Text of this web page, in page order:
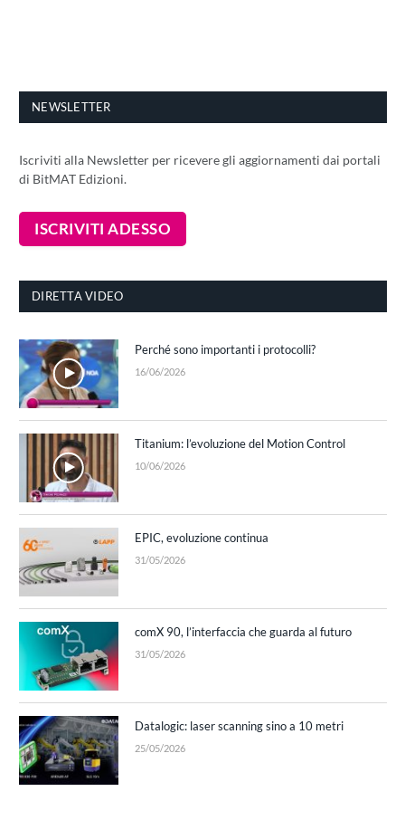
NEWSLETTER
Iscriviti alla Newsletter per ricevere gli aggiornamenti dai portali
di BitMAT Edizioni.
DIRETTA VIDEO
Perché sono importanti i protocolli?
16/06/2026
Titanium: l’evoluzione del Motion Control
10/06/2026
EPIC, evoluzione continua
31/05/2026
comX 90, l’interfaccia che guarda al futuro
31/05/2026
Datalogic: laser scanning sino a 10 metri
25/05/2026